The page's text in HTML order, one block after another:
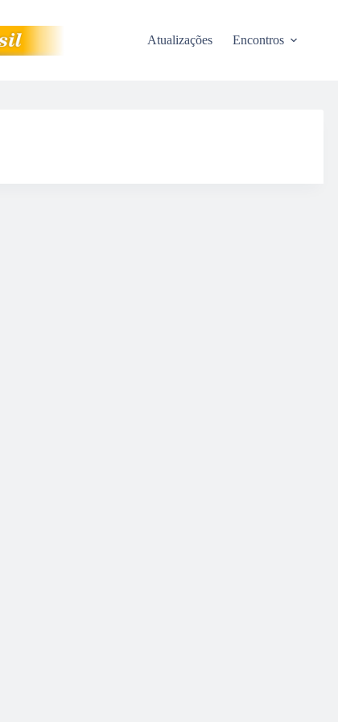
Atualizações Encontros